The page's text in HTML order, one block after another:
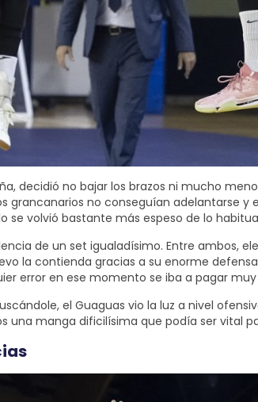
decidió no bajar los brazos ni mucho
no conseguían adelantarse
volvió bastante más espeso de lo
de un set igualadísimo. Entre ambos,
la contienda gracias a su enorme
error en ese momento se iba a pagar
el Guaguas vio la luz a nivel
una manga dificilísima que podía ser vital